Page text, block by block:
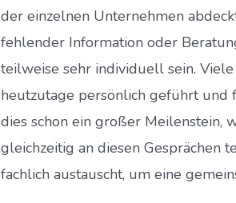
der einzelnen Unternehmen
fehlender Information oder
teilweise sehr individuell sein.
heutzutage persönlich geführt und
dies schon ein großer Meilenstein,
gleichzeitig an diesen Gesprächen
fachlich austauscht, um eine